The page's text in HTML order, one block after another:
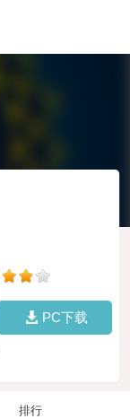
PC下载
排行